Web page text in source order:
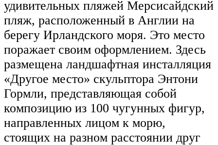
удивительных пляжей Мерсисайдский
пляж, расположенный в Англии на
берегу Ирландского моря. Это место
поражает своим оформлением. Здесь
размещена ландшафтная инсталляция
«Другое место» скульптора Энтони
Гормли, представляющая собой
композицию из 100 чугунных фигур,
направленных лицом к морю,
стоящих на разном расстоянии друг